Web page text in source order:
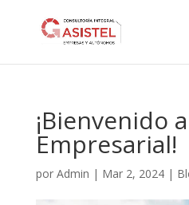
¡Bienvenido
Empresarial!
por Admin | Mar 2, 2024|